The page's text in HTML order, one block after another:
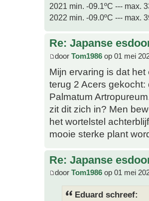
2021 min. -09.1ºC --- max.
2022 min. -09.0ºC --- max.
Re: Japanse
door Tom1986 op 01 mei
Mijn ervaring is dat
terug 2 Acers
Palmatum
zit dit zich in? Men
het wortelstel
mooie sterke plant
Re: Japanse
door Tom1986 op 01 mei
Eduard schreef: